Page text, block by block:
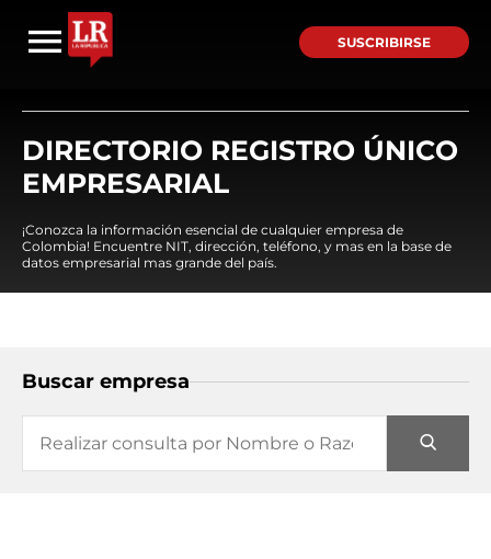
SUSCRIBIRSE
DIRECTORIO REGISTRO ÚNICO
EMPRESARIAL
¡Conozca la información esencial de cualquier empresa de
Colombia! Encuentre NIT, dirección, teléfono, y mas en la base de
datos empresarial mas grande del país.
Buscar empresa